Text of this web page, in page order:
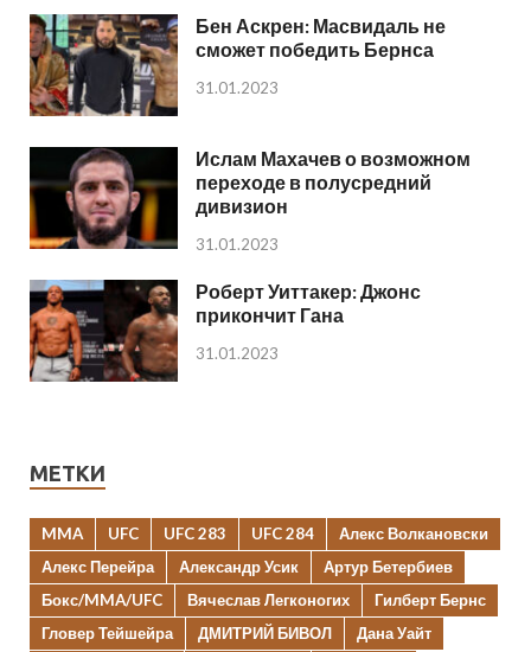
Бен Аскрен: Масвидаль не
сможет победить Бернса
31.01.2023
Ислам Махачев о возможном
переходе в полусредний
дивизион
31.01.2023
Роберт Уиттакер: Джонс
прикончит Гана
31.01.2023
МЕТКИ
MMA UFC UFC 283 UFC 284
Алекс Волкановски
Алекс Перейра
Александр Усик
Артур Бетербиев
Бокс/MMA/UFC
Вячеслав Легконогих
Гилберт Бернс
Гловер Тейшейра
ДМИТРИЙ БИВОЛ
Дана Уайт